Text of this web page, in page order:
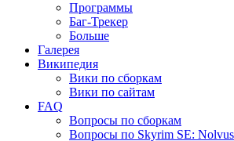
Программы
Баг-Трекер
Больше
Галерея
Википедия
Вики по сборкам
Вики по сайтам
FAQ
Вопросы по сборкам
Вопросы по Skyrim SE: Nolvus